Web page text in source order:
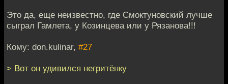
Это да, еще неизвестно, где Смоктуновский лучше
сыграл Гамлета, у Козинцева или у Рязанова!!!
Кому: don.kulinar, #27
> Вот он удивился негритёнку